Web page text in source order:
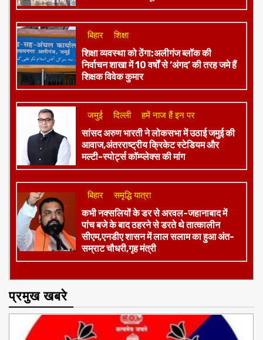
बिहार शिक्षा
शिक्षा व्यवस्था को ठेंगा:अलीगंज ब्लॉक की
निर्वाचन शाखा में 10 वर्षों से ‘अंगद’ की तरह जमे हैं
शिक्षक विवेक कुमार
जमुई दिल्ली हमें नाज हैं इन पर
​सांसद अरुण भारती ने लोकसभा में उठाई जमुई की
आवाज,अंतरराष्ट्रीय क्रिकेट स्टेडियम और
मल्टी-स्पोर्ट्स कॉम्प्लेक्स की मांग
बिहार समृद्धि यात्रा
कभी नक्सलियों के डर से अरवल-जहानाबाद में
पांच बजे के बाद ठहरने से डरते थे तात्कालीन
सीएम,एनडीए शासन में लाल सलाम का हुआ अंत-
सम्राट चौधरी,गृह मंत्री
प्रमुख खबरे